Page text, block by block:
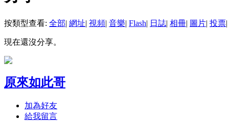
按類型查看: 全部| 網址| 視頻| 音樂| Flash| 日誌| 相冊| 圖片| 投票|
現在還沒分享。
原來如此哥
加為好友
給我留言